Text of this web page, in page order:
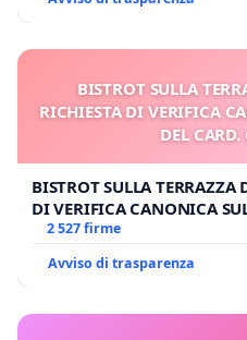
BISTROT SULLA
RICHIESTA DI VERIFICA
DEL
BISTROT SULLA TERRAZZA
DI VERIFICA CANONICA
GAMBETTI
2 527 firme
Avviso di trasparenza